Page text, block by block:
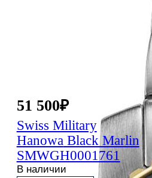
51 500₽
Swiss Military
HanowaBlack Marlin
SMWGH0001761
В наличии